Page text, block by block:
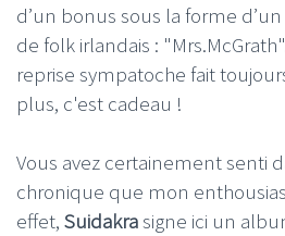
d’un bonus sous la forme
de folk irlandais :
reprise sympatoche fait
plus, c'est cadeau !
Vous avez certainement senti
chronique que mon
effet, Suidakrasigne ici un